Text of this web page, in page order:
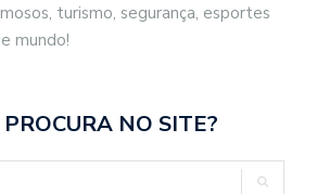
turismo, segurança, esportes
mundo!
NO SITE?